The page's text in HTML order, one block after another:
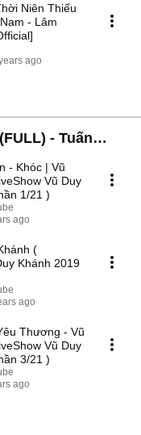
Niên Thiếu
- Lâm
ago
- Tuấn
- Khóc | Vũ
Vũ Duy
1/21 )
ago
(
Khánh 2019
ago
Thương - Vũ
3/21 )
ago